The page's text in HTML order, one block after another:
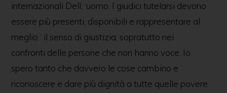
internazionali Dell, ‘uomo. I giudici tutelarsi devono
essere più presenti, disponibili e rappresentare al
meglio ‘ il senso di giustizia, sopratutto nei
confronti delle persone che non hanno voce. Io
spero tanto che davvero le cose cambino e
riconoscere e dare più dignità a tutte quelle povere